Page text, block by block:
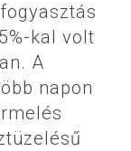
kal volt
A
napon